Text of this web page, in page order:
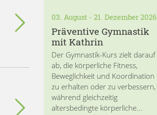
03. August - 21. Dezember 2026
Präventive Gymnastik
mit Kathrin
Der Gymnastik-Kurs zielt darauf
ab, die körperliche Fitness,
Beweglichkeit und Koordination
zu erhalten oder zu verbessern,
während gleichzeitig
altersbedingte körperliche...